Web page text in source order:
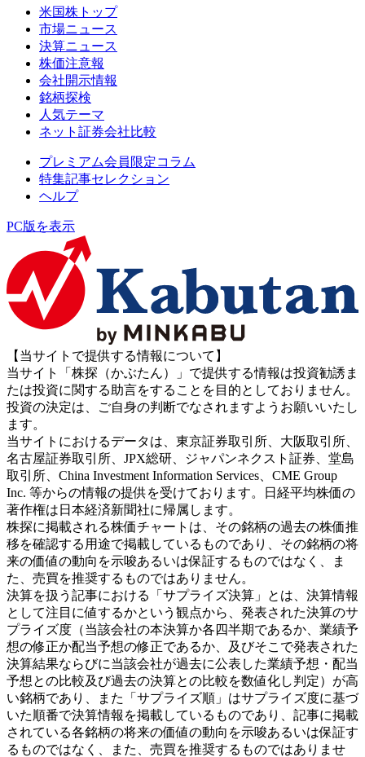
米国株トップ
市場ニュース
決算ニュース
株価注意報
会社開示情報
銘柄探検
人気テーマ
ネット証券会社比較
プレミアム会員限定コラム
特集記事セレクション
ヘルプ
PC版を表示
【当サイトで提供する情報について】
当サイト「株探（かぶたん）」で提供する情報は投資勧誘ま
たは投資に関する助言をすることを目的としておりません。
投資の決定は、ご自身の判断でなされますようお願いいたし
ます。
当サイトにおけるデータは、東京証券取引所、大阪取引所、
名古屋証券取引所、JPX総研、ジャパンネクスト証券、堂島
取引所、China Investment Information Services、CME Group
Inc. 等からの情報の提供を受けております。日経平均株価の
著作権は日本経済新聞社に帰属します。
株探に掲載される株価チャートは、その銘柄の過去の株価推
移を確認する用途で掲載しているものであり、その銘柄の将
来の価値の動向を示唆あるいは保証するものではなく、ま
た、売買を推奨するものではありません。
決算を扱う記事における「サプライズ決算」とは、決算情報
として注目に値するかという観点から、発表された決算のサ
プライズ度（当該会社の本決算か各四半期であるか、業績予
想の修正か配当予想の修正であるか、及びそこで発表された
決算結果ならびに当該会社が過去に公表した業績予想・配当
予想との比較及び過去の決算との比較を数値化し判定）が高
い銘柄であり、また「サプライズ順」はサプライズ度に基づ
いた順番で決算情報を掲載しているものであり、記事に掲載
されている各銘柄の将来の価値の動向を示唆あるいは保証す
るものではなく、また、売買を推奨するものではありませ